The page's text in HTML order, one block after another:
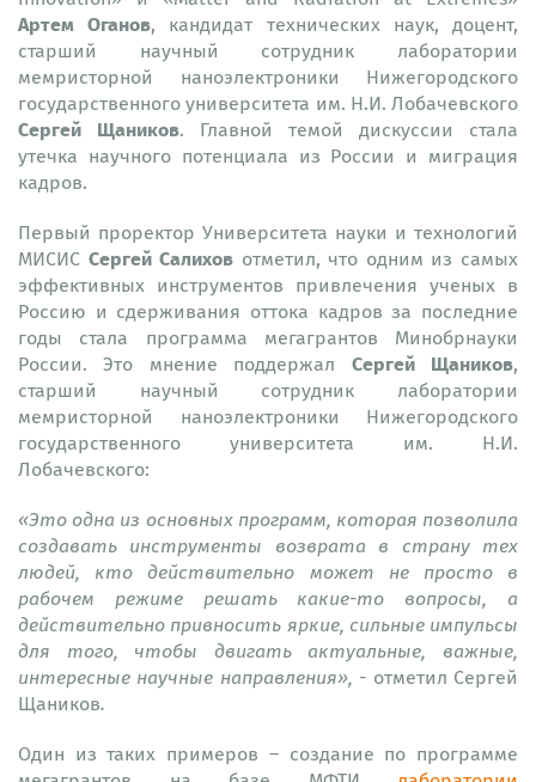
Артем Оганов, кандидат технических наук, доцент,
старший научный сотрудник лаборатории
мемристорной наноэлектроники Нижегородского
государственного университета им. Н.И. Лобачевского
Сергей Щаников. Главной темой дискуссии стала
утечка научного потенциала из России и миграция
кадров.
Первый проректор Университета науки и технологий
МИСИС Сергей Салихов отметил, что одним из самых
эффективных инструментов привлечения ученых в
Россию и сдерживания оттока кадров за последние
годы стала программа мегагрантов Минобрнауки
России. Это мнение поддержал Сергей Щаников,
старший научный сотрудник лаборатории
мемристорной наноэлектроники Нижегородского
государственного университета им. Н.И.
Лобачевского:
«Это одна из основных программ, которая позволила
создавать инструменты возврата в страну тех
людей, кто действительно может не просто в
рабочем режиме решать какие-то вопросы, а
действительно привносить яркие, сильные импульсы
для того, чтобы двигать актуальные, важные,
интересные научные направления», - отметил Сергей
Щаников.
Один из таких примеров – создание по программе